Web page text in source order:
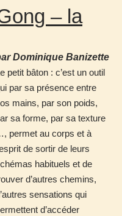
– la
Dominique Banizette
petit bâton : c’est un outil
par sa présence entre
mains, par son poids,
sa forme, par sa texture
permet au corps et à
de sortir de leurs
habituels et de
d’autres chemins,
sensations qui
d’accéder